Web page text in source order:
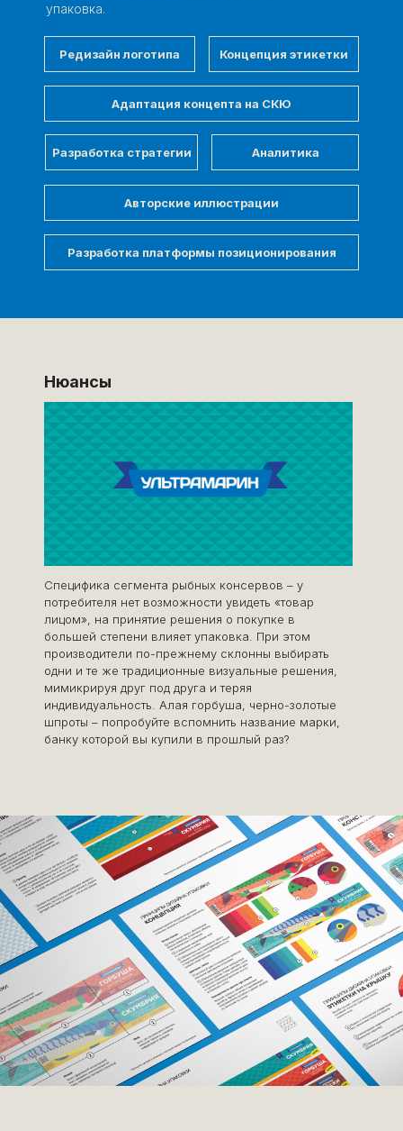
Концепция этикетки
Редизайн логотипа
Адаптация концепта на СКЮ
Авторские иллюстрации
Разработка платформы позиционирования
Разработка стратегии Аналитика
упаковка.
Нюансы
Специфика сегмента рыбных консервов – у
потребителя нет возможности увидеть «товар
лицом», на принятие решения о покупке в
большей степени влияет упаковка. При этом
производители по-прежнему склонны выбирать
одни и те же традиционные визуальные решения,
мимикрируя друг под друга и теряя
индивидуальность. Алая горбуша, черно-золотые
шпроты – попробуйте вспомнить название марки,
банку которой вы купили в прошлый раз?